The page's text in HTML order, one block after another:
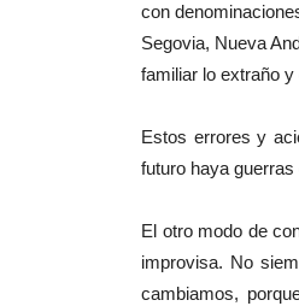
con
Segovia, Nueva
familiar lo extraño
Estos errores y
futuro haya guerras
El otro modo de
improvisa. No
cambiamos,